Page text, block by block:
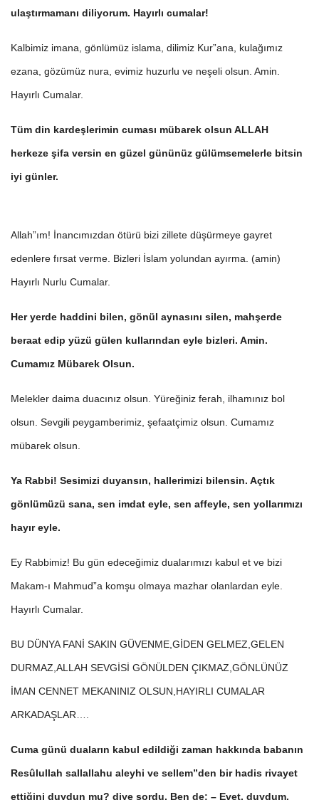
ulaştırmamanı diliyorum. Hayırlı cumalar!
Kalbimiz imana, gönlümüz islama, dilimiz Kur”ana, kulağımız
ezana, gözümüz nura, evimiz huzurlu ve neşeli olsun. Amin.
Hayırlı Cumalar.
Tüm din kardeşlerimin cuması mübarek olsun ALLAH
herkeze şifa versin en güzel gününüz gülümsemelerle bitsin
iyi günler.
Allah”ım! İnancımızdan ötürü bizi zillete düşürmeye gayret
edenlere fırsat verme. Bizleri İslam yolundan ayırma. (amin)
Hayırlı Nurlu Cumalar.
Her yerde haddini bilen, gönül aynasını silen, mahşerde
beraat edip yüzü gülen kullarından eyle bizleri. Amin.
Cumamız Mübarek Olsun.
Melekler daima duacınız olsun. Yüreğiniz ferah, ilhamınız bol
olsun. Sevgili peygamberimiz, şefaatçimiz olsun. Cumamız
mübarek olsun.
Ya Rabbi! Sesimizi duyansın, hallerimizi bilensin. Açtık
gönlümüzü sana, sen imdat eyle, sen affeyle, sen yollarımızı
hayır eyle.
Ey Rabbimiz! Bu gün edeceğimiz dualarımızı kabul et ve bizi
Makam-ı Mahmud”a komşu olmaya mazhar olanlardan eyle.
Hayırlı Cumalar.
BU DÜNYA FANİ SAKIN GÜVENME,GİDEN GELMEZ,GELEN
DURMAZ,ALLAH SEVGİSİ GÖNÜLDEN ÇIKMAZ,GÖNLÜNÜZ
İMAN CENNET MEKANINIZ OLSUN,HAYIRLI CUMALAR
ARKADAŞLAR….
Cuma günü duaların kabul edildiği zaman hakkında babanın
Resûlullah sallallahu aleyhi ve sellem”den bir hadis rivayet
ettiğini duydun mu? diye sordu. Ben de: – Evet, duydum.